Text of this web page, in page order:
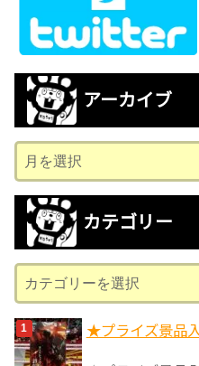
アーカイブ
ー
カ
ブ
カテゴリー
テ
ゴ
リ
★プライズ景品